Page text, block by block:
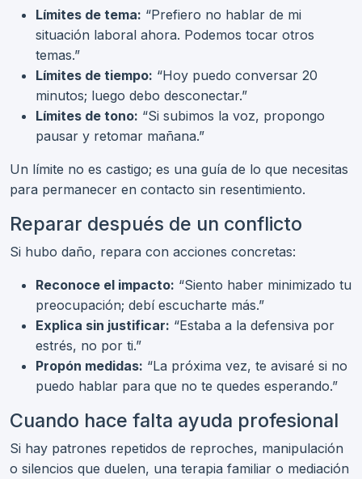
Límites de tema: “Prefiero no hablar de mi
situación laboral ahora. Podemos tocar otros
temas.”
Límites de tiempo: “Hoy puedo conversar 20
minutos; luego debo desconectar.”
Límites de tono: “Si subimos la voz, propongo
pausar y retomar mañana.”
Un límite no es castigo; es una guía de lo que necesitas
para permanecer en contacto sin resentimiento.
Reparar después de un conflicto
Si hubo daño, repara con acciones concretas:
Reconoce el impacto: “Siento haber minimizado tu
preocupación; debí escucharte más.”
Explica sin justificar: “Estaba a la defensiva por
estrés, no por ti.”
Propón medidas: “La próxima vez, te avisaré si no
puedo hablar para que no te quedes esperando.”
Cuando hace falta ayuda profesional
Si hay patrones repetidos de reproches, manipulación
o silencios que duelen, una terapia familiar o mediación